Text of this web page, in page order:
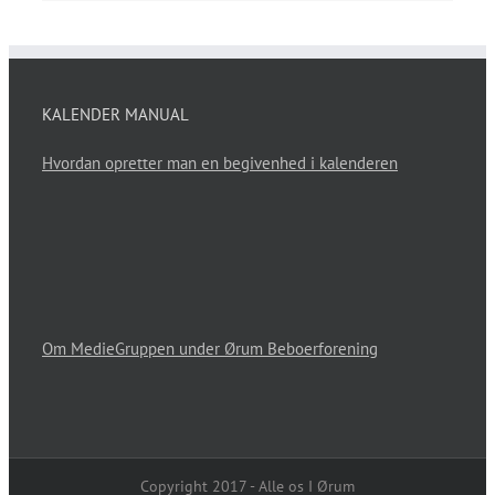
KALENDER MANUAL
Hvordan opretter man en begivenhed i kalenderen
Om MedieGruppen under Ørum Beboerforening
Copyright 2017 - Alle os I Ørum